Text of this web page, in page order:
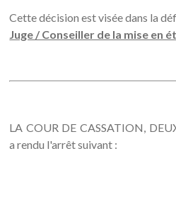
Cette décision est visée dans la
Juge / Conseiller de la mise en
LA COUR DE CASSATION,
a rendu l'arrêt suivant :